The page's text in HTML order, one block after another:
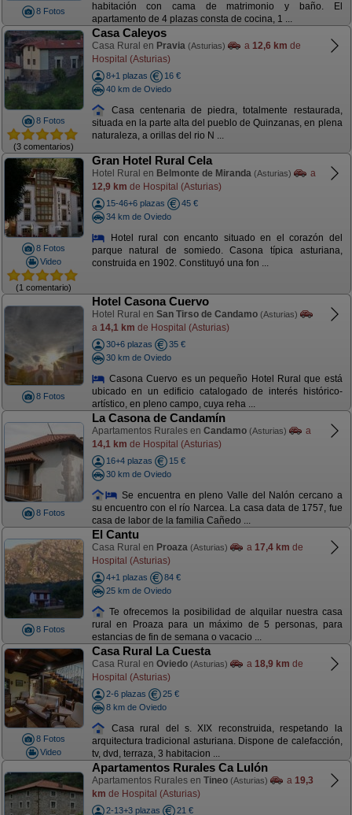
8 Fotos
habitación con cama de matrimonio y baño. El
apartamento de 4 plazas consta de cocina, 1 ...
8 Fotos
(3 comentarios)
Casa Caleyos
Casa Rural en Pravia (Asturias) a 12,6 km de
Hospital (Asturias)
8+1 plazas
16 €
40 km de Oviedo
Casa centenaria de piedra, totalmente restaurada,
situada en la parte alta del pueblo de Quinzanas, en plena
naturaleza, a orillas del rio N ...
8 Fotos
Video
(1 comentario)
Gran Hotel Rural Cela
Hotel Rural en Belmonte de Miranda (Asturias)
a
12,9 km de Hospital (Asturias)
15-46+6 plazas
45 €
34 km de Oviedo
Hotel rural con encanto situado en el corazón del
parque natural de somiedo. Casona típica asturiana,
construida en 1902. Constituyó una fon ...
8 Fotos
Hotel Casona Cuervo
Hotel Rural en San Tirso de Candamo (Asturias)
a 14,1 km de Hospital (Asturias)
30+6 plazas
35 €
30 km de Oviedo
Casona Cuervo es un pequeño Hotel Rural que está
ubicado en un edificio catalogado de interés histórico-
artístico, en pleno campo, cuya reha ...
8 Fotos
La Casona de Candamín
Apartamentos Rurales en Candamo (Asturias)
a
14,1 km de Hospital (Asturias)
16+4 plazas
15 €
30 km de Oviedo
Se encuentra en pleno Valle del Nalón cercano a
su encuentro con el río Narcea. La casa data de 1757, fue
casa de labor de la familia Cañedo ...
8 Fotos
El Cantu
Casa Rural en Proaza (Asturias) a 17,4 km de
Hospital (Asturias)
4+1 plazas
84 €
25 km de Oviedo
Te ofrecemos la posibilidad de alquilar nuestra casa
rural en Proaza para un máximo de 5 personas, para
estancias de fin de semana o vacacio ...
8 Fotos
Video
Casa Rural La Cuesta
Casa Rural en Oviedo (Asturias) a 18,9 km de
Hospital (Asturias)
2-6 plazas
25 €
8 km de Oviedo
Casa rural del s. XIX reconstruida, respetando la
arquitectura tradicional asturiana. Dispone de calefacción,
tv, dvd, terraza, 3 habitacion ...
Apartamentos Rurales Ca Lulón
Apartamentos Rurales en Tineo (Asturias) a 19,3
km de Hospital (Asturias)
2-13+3 plazas 21 €